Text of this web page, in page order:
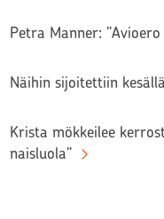
Petra Manner:
Näihin sijoitettiin
Krista mökkeilee
naisluola”